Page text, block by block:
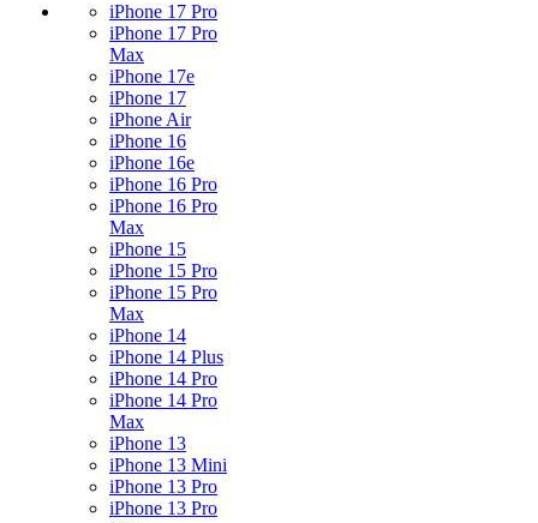
iPhone 17 Pro
iPhone 17 Pro
Max
iPhone 17e
iPhone 17
iPhone Air
iPhone 16
iPhone 16e
iPhone 16 Pro
iPhone 16 Pro
Max
iPhone 15
iPhone 15 Pro
iPhone 15 Pro
Max
iPhone 14
iPhone 14 Plus
iPhone 14 Pro
iPhone 14 Pro
Max
iPhone 13
iPhone 13 Mini
iPhone 13 Pro
iPhone 13 Pro